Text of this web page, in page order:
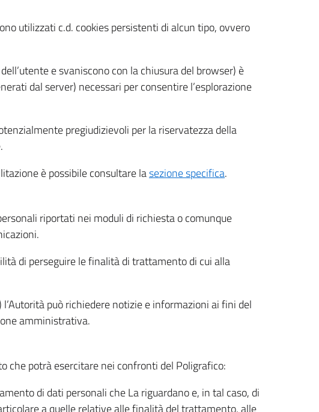
utilizzati c.d. cookies persistenti di alcun tipo, ovvero
e svaniscono con la chiusura del browser) è
dal server) necessari per consentire l’esplorazione
pregiudizievoli per la riservatezza della
è possibile consultare lasezione specifica.
riportati nei moduli di richiesta o comunque
di perseguire le finalità di trattamento di cui alla
può richiedere notizie e informazioni ai fini del
amministrativa.
che potrà esercitare nei confronti del Poligrafico:
di dati personali che La riguardano e, in tal caso, di
a quelle relative alle finalità del trattamento, alle